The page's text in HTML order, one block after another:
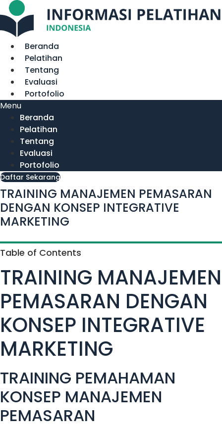
Lewati
ke
konten
Beranda
Pelatihan
Tentang
Evaluasi
Portofolio
Menu
Beranda
Pelatihan
Tentang
Evaluasi
Portofolio
Daftar Sekarang
TRAINING MANAJEMEN PEMASARAN
DENGAN KONSEP INTEGRATIVE
MARKETING
Table of Contents
TRAINING MANAJEMEN
PEMASARAN DENGAN
KONSEP INTEGRATIVE
MARKETING
TRAINING PEMAHAMAN
KONSEP MANAJEMEN
PEMASARAN